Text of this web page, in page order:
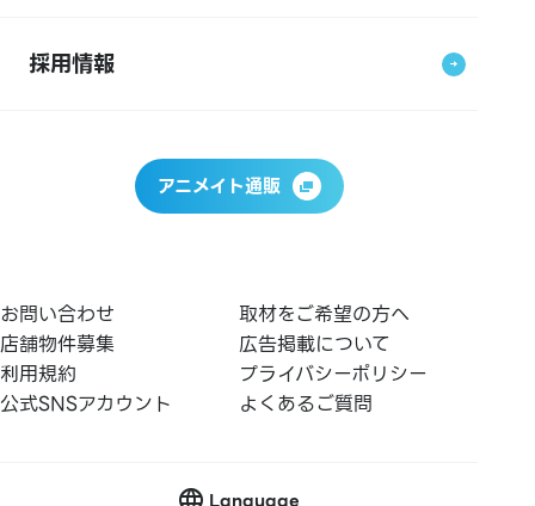
採用情報
アニメイト通販
お問い合わせ
取材をご希望の方へ
店舗物件募集
広告掲載について
利用規約
プライバシーポリシー
公式SNSアカウント
よくあるご質問
Language